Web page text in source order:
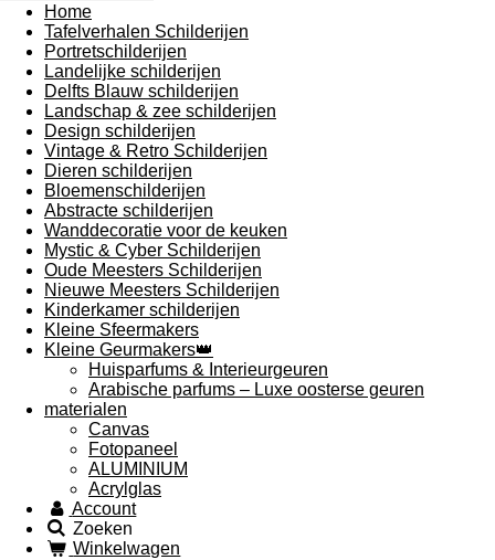
Home
Tafelverhalen Schilderijen
Portretschilderijen
Landelijke schilderijen
Delfts Blauw schilderijen
Landschap & zee schilderijen
Design schilderijen
Vintage & Retro Schilderijen
Dieren schilderijen
Bloemenschilderijen
Abstracte schilderijen
Wanddecoratie voor de keuken
Mystic & Cyber Schilderijen
Oude Meesters Schilderijen
Nieuwe Meesters Schilderijen
Kinderkamer schilderijen
Kleine Sfeermakers
Kleine Geurmakers👑
Huisparfums & Interieurgeuren
Arabische parfums – Luxe oosterse geuren
materialen
Canvas
Fotopaneel
ALUMINIUM
Acrylglas
Account
Zoeken
Winkelwagen